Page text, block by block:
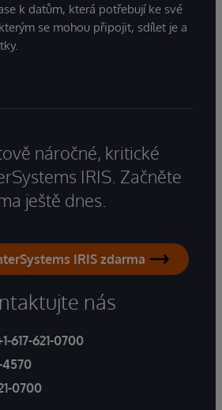
k datům, která potřebují ke své
se mohou připojit, sdílet je a
náročné, kritické
IRIS. Začněte
ještě dnes.
IRIS zdarma
nás
617-621-0700
4570
0700